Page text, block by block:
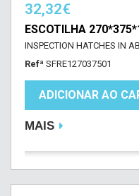
32,32€
ESCOTILHA
INSPECTION HATCHES IN
Refª SFRE127037501
ADICIONAR AO
MAIS